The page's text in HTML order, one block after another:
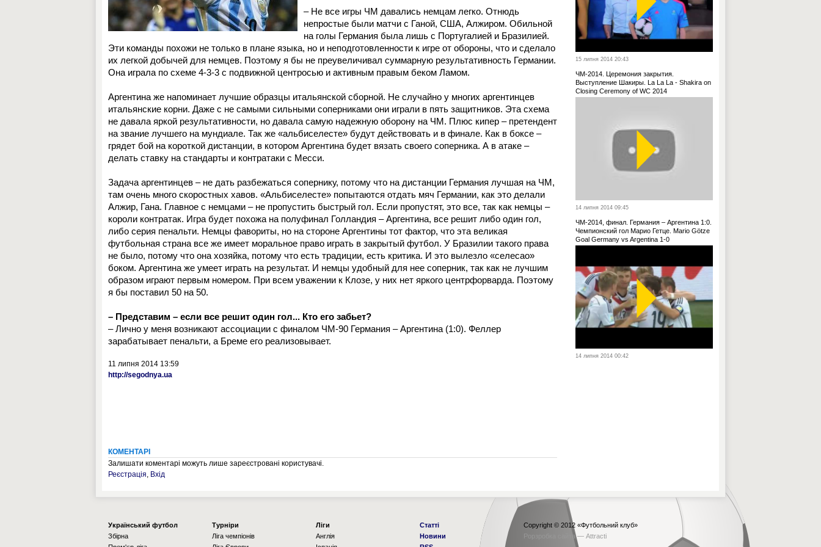
– Не все игры ЧМ давались немцам легко. Отнюдь
непростые были матчи с Ганой, США, Алжиром. Обильной
на голы Германия была лишь с Португалией и Бразилией.
Эти команды похожи не только в плане языка, но и неподготовленности к игре от обороны, что и сделало
их легкой добычей для немцев. Поэтому я бы не преувеличивал суммарную результативность Германии.
Она играла по схеме 4-3-3 с подвижной центросью и активным правым беком Ламом.
Аргентина же напоминает лучшие образцы итальянской сборной. Не случайно у многих аргентинцев
итальянские корни. Даже с не самыми сильными соперниками они играли в пять защитников. Эта схема
не давала яркой результативности, но давала самую надежную оборону на ЧМ. Плюс кипер – претендент
на звание лучшего на мундиале. Так же «альбиселесте» будут действовать и в финале. Как в боксе –
грядет бой на короткой дистанции, в котором Аргентина будет вязать своего соперника. А в атаке –
делать ставку на стандарты и контратаки с Месси.
Задача аргентинцев – не дать разбежаться сопернику, потому что на дистанции Германия лучшая на ЧМ,
там очень много скоростных хавов. «Альбиселесте» попытаются отдать мяч Германии, как это делали
Алжир, Гана. Главное с немцами – не пропустить быстрый гол. Если пропустят, это все, так как немцы –
короли контратак. Игра будет похожа на полуфинал Голландия – Аргентина, все решит либо один гол,
либо серия пенальти. Немцы фавориты, но на стороне Аргентины тот фактор, что эта великая
футбольная страна все же имеет моральное право играть в закрытый футбол. У Бразилии такого права
не было, потому что она хозяйка, потому что есть традиции, есть критика. И это вылезло «селесао»
боком. Аргентина же умеет играть на результат. И немцы удобный для нее соперник, так как не лучшим
образом играют первым номером. При всем уважении к Клозе, у них нет яркого центрфорварда. Поэтому
я бы поставил 50 на 50.
– Представим – если все решит один гол... Кто его забьет?
– Лично у меня возникают ассоциации с финалом ЧМ-90 Германия – Аргентина (1:0). Феллер
зарабатывает пенальти, а Бреме его реализовывает.
11 липня 2014 13:59
http://segodnya.ua
КОМЕНТАРІ
Залишати коментарі можуть лише зареєстровані користувачі.
Реєстрація, Вхід
15 липня 2014 20:43
ЧМ-2014. Церемония закрытия.
Выступление Шакиры. La La La - Shakira on
Closing Ceremony of WC 2014
14 липня 2014 09:45
ЧМ-2014, финал. Германия – Аргентина 1:0.
Чемпионский гол Марио Гетце. Mario Götze
Goal Germany vs Argentina 1-0
14 липня 2014 00:42
Українcький футбол
Збірна
Турніри
Ліга чемпіонів
Ліги
Англія
Статті
Новини
Copyright © 2012 «Футбольний клуб»
Рорзробка сайта — Attracti